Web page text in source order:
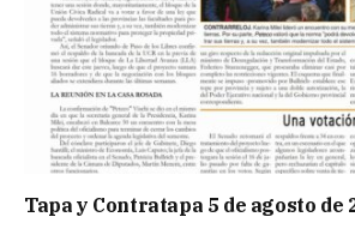
Tapa y Contratapa 5 de agosto de